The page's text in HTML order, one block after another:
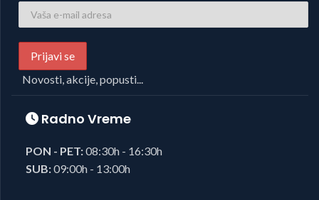
Novosti, akcije, popusti...
Radno Vreme
PON - PET:08:30h - 16:30h
SUB:09:00h - 13:00h